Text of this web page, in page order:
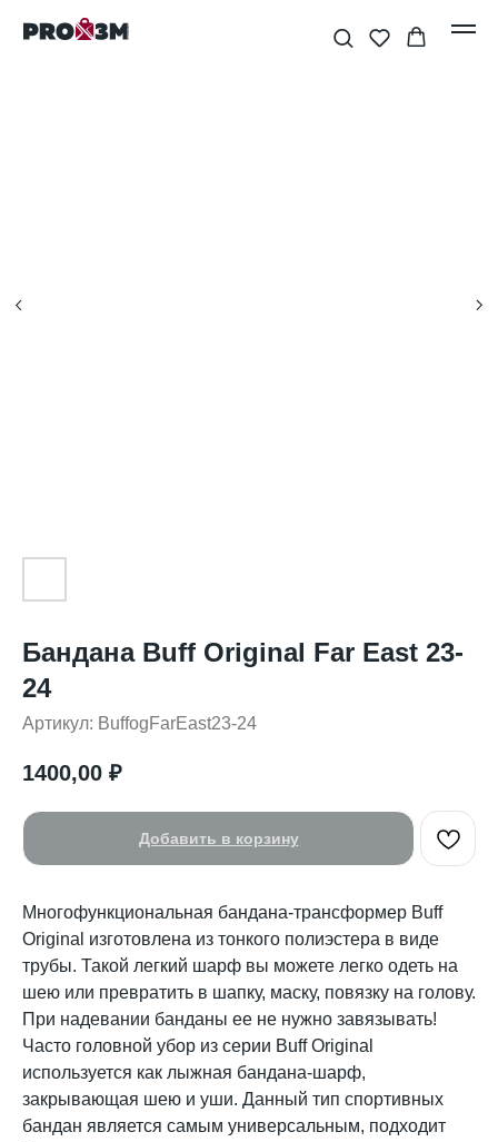
Бандана Buff Original Far East 23-
24
Артикул: BuffogFarEast23-24
1400,00 ₽
Добавить в корзину
Многофункциональная бандана-трансформер Buff
Original изготовлена из тонкого полиэстера в виде
трубы. Такой легкий шарф вы можете легко одеть на
шею или превратить в шапку, маску, повязку на голову.
При надевании банданы ее не нужно завязывать!
Часто головной убор из серии Buff Original
используется как лыжная бандана-шарф,
закрывающая шею и уши. Данный тип спортивных
бандан является самым универсальным, подходит